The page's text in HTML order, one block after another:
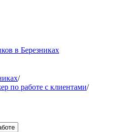
в Березниках
/
по работе с клиентами/